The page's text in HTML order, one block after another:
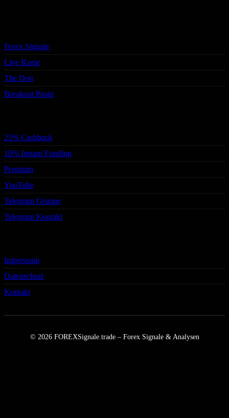
Forex Signale
Live Kurse
The Don
Breakout Brain
25% Cashback
10% Instant Funding
Premium
YouTube
Telegram Gruppe
Telegram Kontakt
Impressum
Datenschutz
Kontakt
© 2026 FOREXSignale.trade – Forex Signale & Analysen